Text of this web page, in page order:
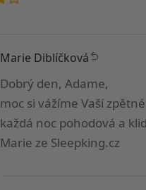
Marie Diblíčková
Dobrý den, Adame,
moc si vážíme Vaší
každá noc pohodová a
Marie ze Sleepking.cz